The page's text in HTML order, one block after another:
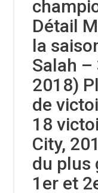
Détail
la
Salah
2018)
de
18
City,
du plus
1er et